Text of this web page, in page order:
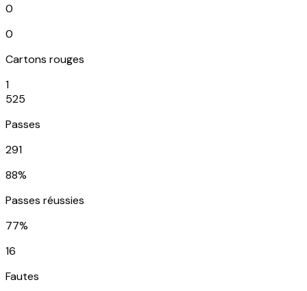
0
0
Cartons rouges
1
525
Passes
291
88%
Passes réussies
77%
16
Fautes